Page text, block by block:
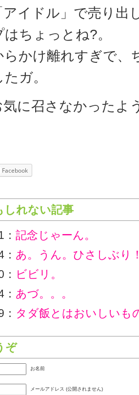
アイドル」で売り
ちょっとね?。
らかけ離れすぎで、
ガ。
に召さなかったよ
Facebook
しれない記事
記念じゃーん。
あ。うん。ひさしぶり
ビビリ。
あづ。。。
タダ飯とはおいしいも
ぞ
お名前
メールアドレス (公開されません)